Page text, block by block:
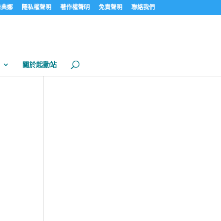
娜 隱私權聲明 著作權聲明 免責聲明 聯絡我們
關於起動站